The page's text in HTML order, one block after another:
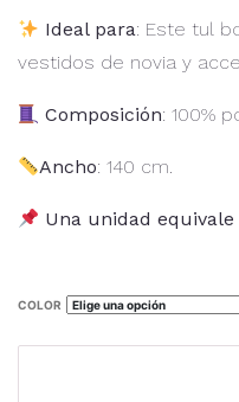
Ideal para: Este tul
vestidos de novia y
Composición: 100%
Ancho: 140 cm.
Una unidad
COLOR